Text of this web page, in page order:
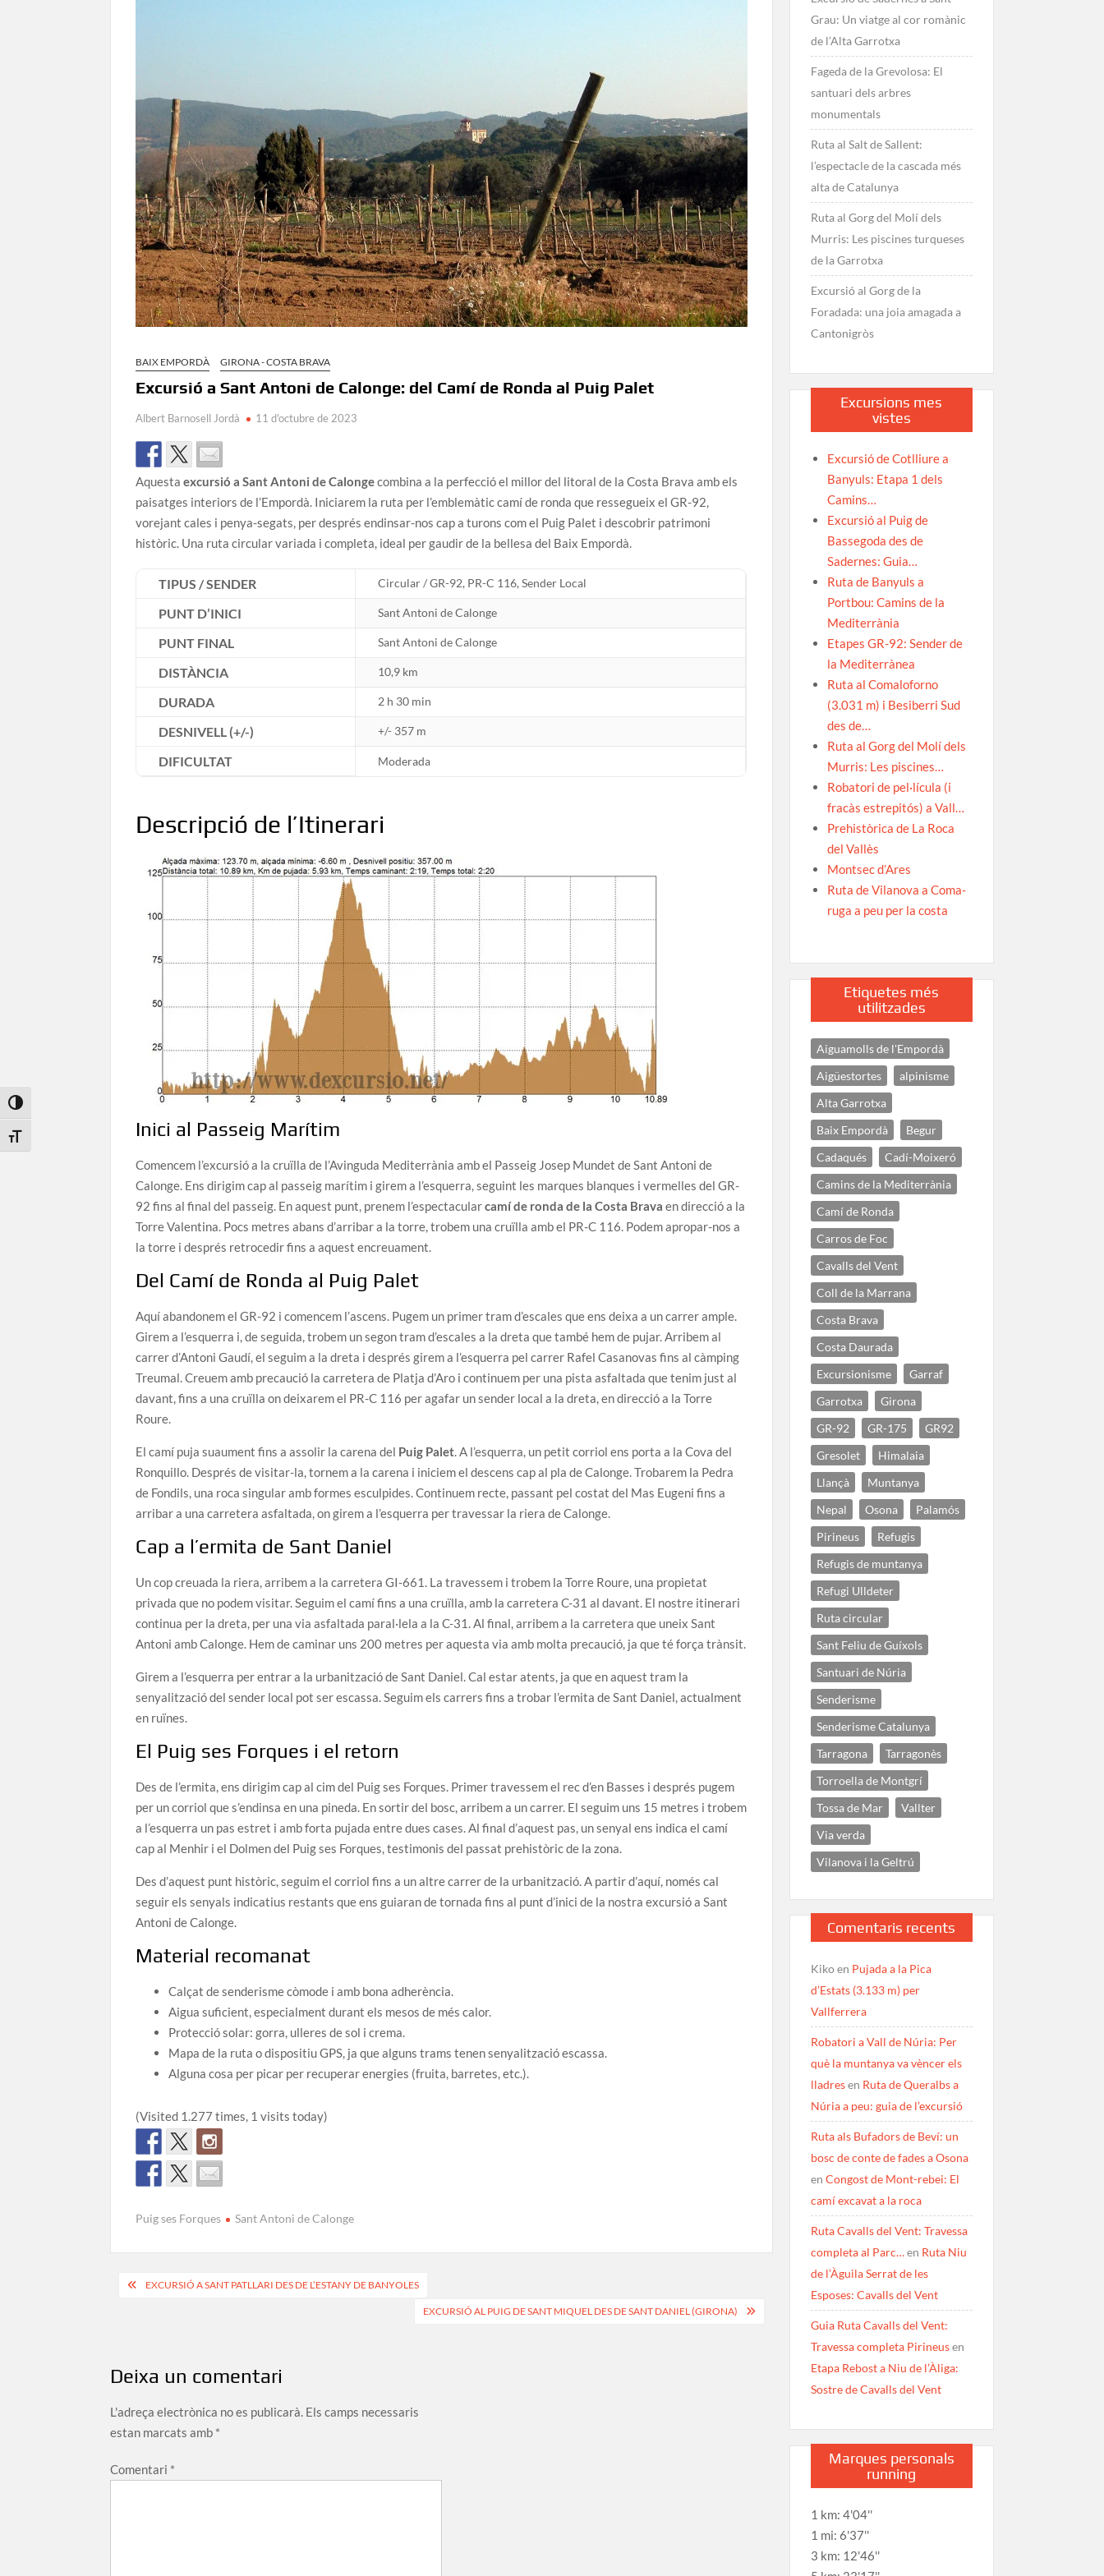
Toggle High Contrast
Toggle Font size
BAIX EMPORDÀ GIRONA - COSTA BRAVA
Excursió a Sant Antoni de Calonge: del Camí de Ronda al Puig Palet
Albert Barnosell Jordà 11 d'octubre de 2023
Aquestaexcursió a Sant Antoni de Calongecombina a la perfecció el millor del litoral de la Costa Brava amb els
paisatges interiors de l’Empordà. Iniciarem la ruta per l’emblemàtic camí de ronda que ressegueix el GR-92,
vorejant cales i penya-segats, per després endinsar-nos cap a turons com el Puig Palet i descobrir patrimoni
històric. Una ruta circular variada i completa, ideal per gaudir de la bellesa del Baix Empordà.
TIPUS / SENDER Circular / GR-92, PR-C 116, Sender Local
PUNT D’INICI Sant Antoni de Calonge
PUNT FINAL Sant Antoni de Calonge
DISTÀNCIA 10,9 km
DURADA 2 h 30 min
DESNIVELL (+/-) +/- 357 m
DIFICULTAT Moderada
Descripció de l’Itinerari
Inici al Passeig Marítim
Comencem l’excursió a la cruïlla de l’Avinguda Mediterrània amb el Passeig Josep Mundet de Sant Antoni de
Calonge. Ens dirigim cap al passeig marítim i girem a l’esquerra, seguint les marques blanques i vermelles del GR-
92 fins al final del passeig. En aquest punt, prenem l’espectacularcamí de ronda de la Costa Brava en direcció a la
Torre Valentina. Pocs metres abans d’arribar a la torre, trobem una cruïlla amb el PR-C 116. Podem apropar-nos a
la torre i després retrocedir fins a aquest encreuament.
Del Camí de Ronda al Puig Palet
Aquí abandonem el GR-92 i comencem l’ascens. Pugem un primer tram d’escales que ens deixa a un carrer ample.
Girem a l’esquerra i, de seguida, trobem un segon tram d’escales a la dreta que també hem de pujar. Arribem al
carrer d’Antoni Gaudí, el seguim a la dreta i després girem a l’esquerra pel carrer Rafel Casanovas fins al càmping
Treumal. Creuem amb precaució la carretera de Platja d’Aro i continuem per una pista asfaltada que tenim just al
davant, fins a una cruïlla on deixarem el PR-C 116 per agafar un sender local a la dreta, en direcció a la Torre
Roure.
El camí puja suaument fins a assolir la carena del Puig Palet. A l’esquerra, un petit corriol ens porta a la Cova del
Ronquillo. Després de visitar-la, tornem a la carena i iniciem el descens cap al pla de Calonge. Trobarem la Pedra
de Fondils, una roca singular amb formes esculpides. Continuem recte, passant pel costat del Mas Eugeni fins a
arribar a una carretera asfaltada, on girem a l’esquerra per travessar la riera de Calonge.
Cap a l’ermita de Sant Daniel
Un cop creuada la riera, arribem a la carretera GI-661. La travessem i trobem la Torre Roure, una propietat
privada que no podem visitar. Seguim el camí fins a una cruïlla, amb la carretera C-31 al davant. El nostre itinerari
continua per la dreta, per una via asfaltada paral·lela a la C-31. Al final, arribem a la carretera que uneix Sant
Antoni amb Calonge. Hem de caminar uns 200 metres per aquesta via amb molta precaució, ja que té força trànsit.
Girem a l’esquerra per entrar a la urbanització de Sant Daniel. Cal estar atents, ja que en aquest tram la
senyalització del sender local pot ser escassa. Seguim els carrers fins a trobar l’ermita de Sant Daniel, actualment
en ruïnes.
El Puig ses Forques i el retorn
Des de l’ermita, ens dirigim cap al cim del Puig ses Forques. Primer travessem el rec d’en Basses i després pugem
per un corriol que s’endinsa en una pineda. En sortir del bosc, arribem a un carrer. El seguim uns 15 metres i trobem
a l’esquerra un pas estret i amb forta pujada entre dues cases. Al final d’aquest pas, un senyal ens indica el camí
cap al Menhir i el Dolmen del Puig ses Forques, testimonis del passat prehistòric de la zona.
Des d’aquest punt històric, seguim el corriol fins a un altre carrer de la urbanització. A partir d’aquí, només cal
seguir els senyals indicatius restants que ens guiaran de tornada fins al punt d’inici de la nostra excursió a Sant
Antoni de Calonge.
Material recomanat
Calçat de senderisme còmode i amb bona adherència.
Aigua suficient, especialment durant els mesos de més calor.
Protecció solar: gorra, ulleres de sol i crema.
Mapa de la ruta o dispositiu GPS, ja que alguns trams tenen senyalització escassa.
Alguna cosa per picar per recuperar energies (fruita, barretes, etc.).
(Visited 1.277 times, 1 visits today)
Puig ses Forques Sant Antoni de Calonge
Navegació
EXCURSIÓ A SANT PATLLARI DES DE L’ESTANY DE BANYOLES
EXCURSIÓ AL PUIG DE SANT MIQUEL DES DE SANT DANIEL (GIRONA)
Deixa un comentari
L'adreça electrònica no es publicarà. Els camps necessaris
estan marcats amb *
Comentari *
Grau: Un viatge al cor romànic
de l’Alta Garrotxa
Fageda de la Grevolosa: El
santuari dels arbres
monumentals
Ruta al Salt de Sallent:
l’espectacle de la cascada més
alta de Catalunya
Ruta al Gorg del Molí dels
Murris: Les piscines turqueses
de la Garrotxa
Excursió al Gorg de la
Foradada: una joia amagada a
Cantonigròs
Excursions mes
vistes
Excursió de Cotlliure a
Banyuls: Etapa 1 dels
Camins…
Excursió al Puig de
Bassegoda des de
Sadernes: Guia…
Ruta de Banyuls a
Portbou: Camins de la
Mediterrània
Etapes GR-92: Sender de
la Mediterrànea
Ruta al Comaloforno
(3.031 m) i Besiberri Sud
des de…
Ruta al Gorg del Molí dels
Murris: Les piscines…
Robatori de pel·lícula (i
fracàs estrepitós) a Vall…
Prehistòrica de La Roca
del Vallès
Montsec d’Ares
Ruta de Vilanova a Coma-
ruga a peu per la costa
Etiquetes més
utilitzades
Aiguamolls de l'Empordà
Aigüestortes
alpinisme
Alta Garrotxa
Baix Empordà
Begur
Cadaqués
Cadí-Moixeró
Camins de la Mediterrània
Camí de Ronda
Carros de Foc
Cavalls del Vent
Coll de la Marrana
Costa Brava
Costa Daurada
Excursionisme
Garraf
Garrotxa
Girona
GR-92
GR-175
GR92
Gresolet
Himalaia
Llançà
Muntanya
Nepal
Osona
Palamós
Pirineus
Refugis
Refugis de muntanya
Refugi Ulldeter
Ruta circular
Sant Feliu de Guíxols
Santuari de Núria
Senderisme
Senderisme Catalunya
Tarragona
Tarragonès
Torroella de Montgrí
Tossa de Mar
Vallter
Via verda
Vilanova i la Geltrú
Comentaris recents
Kikoen Pujada a la Pica
d’Estats (3.133 m) per
Vallferrera
Robatori a Vall de Núria: Per
què la muntanya va vèncer els
lladresen Ruta de Queralbs a
Núria a peu: guia de l’excursió
Ruta als Bufadors de Beví: un
bosc de conte de fades a Osona
en Congost de Mont-rebei: El
camí excavat a la roca
Ruta Cavalls del Vent: Travessa
completa al Parc…en Ruta Niu
de l’Àguila Serrat de les
Esposes: Cavalls del Vent
Guia Ruta Cavalls del Vent:
Travessa completa Pirineusen
Etapa Rebost a Niu de l’Àliga:
Sostre de Cavalls del Vent
Marques personals
running
1 km: 4'04''
1 mi: 6'37''
3 km: 12'46''